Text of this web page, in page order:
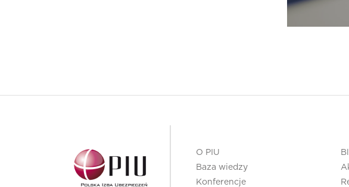
O PIU
Baza wiedzy
Konferencje